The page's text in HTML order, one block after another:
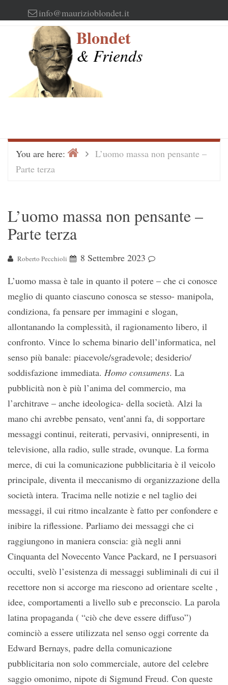
to
info@maurizioblondet.it
Blondet
& Friends
You are here: HomeL’uomo massa non pensante –
Parte terza
L’uomo massa non pensante –
Parte terza
Roberto Pecchioli
8 Settembre 2023
L’uomo massa è tale in quanto il potere – che ci conosce
meglio di quanto ciascuno conosca se stesso- manipola,
condiziona, fa pensare per immagini e slogan,
allontanando la complessità, il ragionamento libero, il
confronto. Vince lo schema binario dell’informatica, nel
senso più banale: piacevole/sgradevole; desiderio/
soddisfazione immediata. Homo consumens. La
pubblicità non è più l’anima del commercio, ma
l’architrave – anche ideologica- della società. Alzi la
mano chi avrebbe pensato, vent’anni fa, di sopportare
messaggi continui, reiterati, pervasivi, onnipresenti, in
televisione, alla radio, sulle strade, ovunque. La forma
merce, di cui la comunicazione pubblicitaria è il veicolo
principale, diventa il meccanismo di organizzazione della
società intera. Tracima nelle notizie e nel taglio dei
messaggi, il cui ritmo incalzante è fatto per confondere e
inibire la riflessione. Parliamo dei messaggi che ci
raggiungono in maniera conscia: già negli anni
Cinquanta del Novecento Vance Packard, ne I persuasori
occulti, svelò l’esistenza di messaggi subliminali di cui il
recettore non si accorge ma riescono ad orientare scelte ,
idee, comportamenti a livello sub e preconscio. La parola
latina propaganda ( “ciò che deve essere diffuso”)
cominciò a essere utilizzata nel senso oggi corrente da
Edward Bernays, padre della comunicazione
pubblicitaria non solo commerciale, autore del celebre
saggio omonimo, nipote di Sigmund Freud. Con queste